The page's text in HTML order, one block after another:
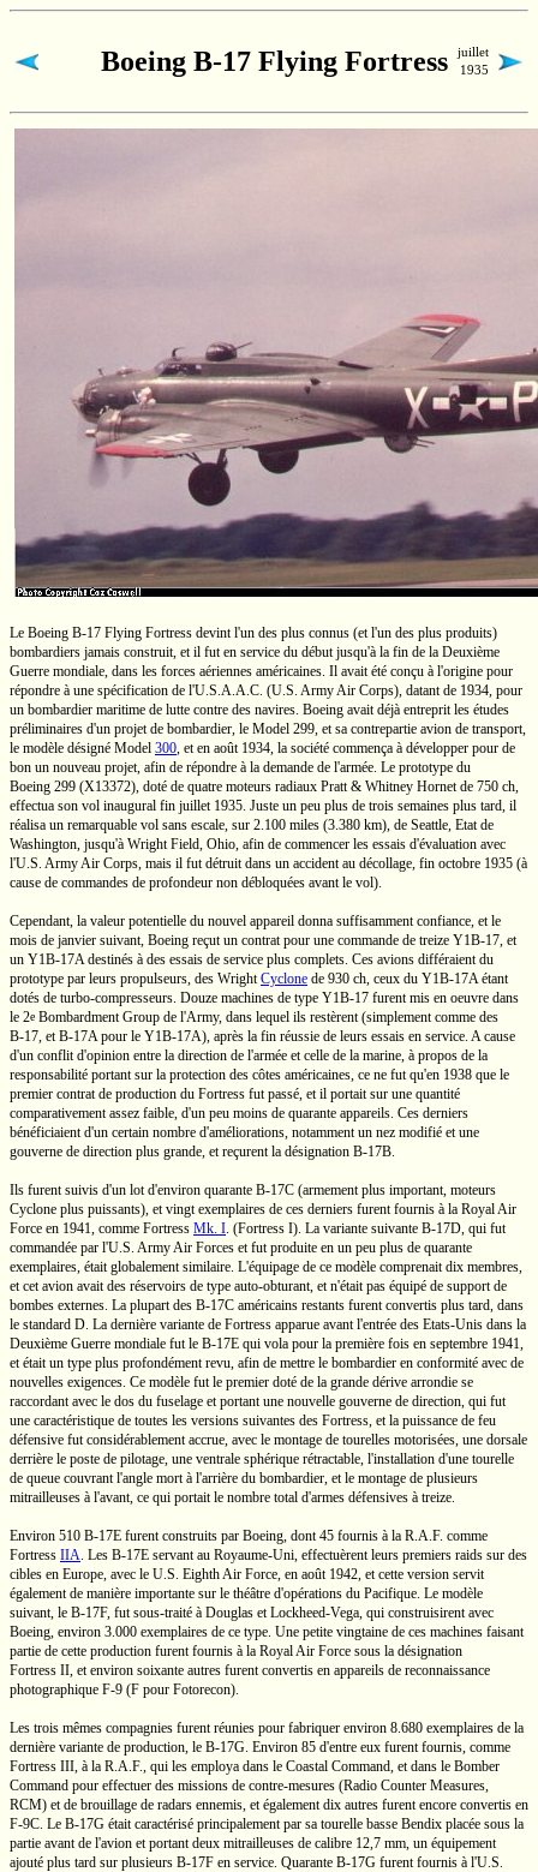
Boeing B-17 Flying Fortress
juillet
1935
Le Boeing B-17 Flying Fortress devint l'un des plus connus (et l'un des plus produits)
bombardiers jamais construit, et il fut en service du début jusqu'à la fin de la Deuxième
Guerre mondiale, dans les forces aériennes américaines. Il avait été conçu à l'origine pour
répondre à une spécification de l'U.S.A.A.C. (U.S. Army Air Corps), datant de 1934, pour
un bombardier maritime de lutte contre des navires. Boeing avait déjà entreprit les études
préliminaires d'un projet de bombardier, le Model 299, et sa contrepartie avion de transport,
le modèle désigné Model 300, et en août 1934, la société commença à développer pour de
bon un nouveau projet, afin de répondre à la demande de l'armée. Le prototype du
Boeing 299 (X13372), doté de quatre moteurs radiaux Pratt & Whitney Hornet de 750 ch,
effectua son vol inaugural fin juillet 1935. Juste un peu plus de trois semaines plus tard, il
réalisa un remarquable vol sans escale, sur 2.100 miles (3.380 km), de Seattle, Etat de
Washington, jusqu'à Wright Field, Ohio, afin de commencer les essais d'évaluation avec
l'U.S. Army Air Corps, mais il fut détruit dans un accident au décollage, fin octobre 1935 (à
cause de commandes de profondeur non débloquées avant le vol).
Cependant, la valeur potentielle du nouvel appareil donna suffisamment confiance, et le
mois de janvier suivant, Boeing reçut un contrat pour une commande de treize Y1B-17, et
un Y1B-17Adestinés à des essais de service plus complets. Ces avions différaient du
prototype par leurs propulseurs, des WrightCyclone de 930 ch, ceux du Y1B-17Aétant
dotés de turbo-compresseurs. Douze machines de type Y1B-17 furent mis en oeuvre dans
le 2e Bombardment Group de l'Army, dans lequel ils restèrent (simplement comme des
B-17, etB-17Apour le Y1B-17A), après la fin réussie de leurs essais en service. A cause
d'un conflit d'opinion entre la direction de l'armée et celle de la marine, à propos de la
responsabilité portant sur la protection des côtes américaines, ce ne fut qu'en 1938 que le
premier contrat de production du Fortress fut passé, et il portait sur une quantité
comparativement assez faible, d'un peu moins de quarante appareils. Ces derniers
bénéficiaient d'un certain nombre d'améliorations, notamment un nez modifié et une
gouverne de direction plus grande, et reçurent la désignation B-17B.
Ils furent suivis d'un lot d'environ quarante B-17C (armement plus important, moteurs
Cyclone plus puissants), et vingt exemplaires de ces derniers furent fournis à la Royal Air
Force en 1941, comme Fortress Mk. I. (Fortress I). La variante suivante B-17D, qui fut
commandée par l'U.S. Army Air Forces et fut produite en un peu plus de quarante
exemplaires, était globalement similaire. L'équipage de ce modèle comprenait dix membres,
et cet avion avait des réservoirs de type auto-obturant, et n'était pas équipé de support de
bombes externes. La plupart des B-17C américains restants furent convertis plus tard, dans
le standard D. La dernière variante de Fortress apparue avant l'entrée des Etats-Unis dans la
Deuxième Guerre mondiale fut le B-17E qui vola pour la première fois en septembre 1941,
et était un type plus profondément revu, afin de mettre le bombardier en conformité avec de
nouvelles exigences. Ce modèle fut le premier doté de la grande dérive arrondie se
raccordant avec le dos du fuselage et portant une nouvelle gouverne de direction, qui fut
une caractéristique de toutes les versions suivantes des Fortress, et la puissance de feu
défensive fut considérablement accrue, avec le montage de tourelles motorisées, une dorsale
derrière le poste de pilotage, une ventrale sphérique rétractable, l'installation d'une tourelle
de queue couvrant l'angle mort à l'arrière du bombardier, et le montage de plusieurs
mitrailleuses à l'avant, ce qui portait le nombre total d'armes défensives à treize.
Environ 510 B-17E furent construits par Boeing, dont 45 fournis à la R.A.F. comme
Fortress IIA. Les B-17E servant au Royaume-Uni, effectuèrent leurs premiers raids sur des
cibles en Europe, avec le U.S. Eighth Air Force, en août 1942, et cette version servit
également de manière importante sur le théâtre d'opérations du Pacifique. Le modèle
suivant, le B-17F, futsous-traité à Douglas etLockheed-Vega, qui construisirent avec
Boeing, environ 3.000 exemplaires de ce type. Une petite vingtaine de ces machines faisant
partie de cette production furent fournis à la Royal Air Force sous la désignation
Fortress II, et environ soixante autres furent convertis en appareils de reconnaissance
photographique F-9 (F pour Fotorecon).
Les trois mêmes compagnies furent réunies pour fabriquer environ 8.680 exemplaires de la
dernière variante de production, le B-17G. Environ 85 d'entre eux furent fournis, comme
Fortress III, à la R.A.F., qui les employa dans le Coastal Command, et dans le Bomber
Command pour effectuer des missions de contre-mesures (Radio Counter Measures,
RCM) et de brouillage de radars ennemis, et également dix autres furent encore convertis en
F-9C. Le B-17G était caractérisé principalement par sa tourelle basse Bendix placée sous la
partie avant de l'avion et portant deux mitrailleuses de calibre 12,7 mm, un équipement
ajouté plus tard sur plusieurs B-17F en service. Quarante B-17G furent fournis à l'U.S.